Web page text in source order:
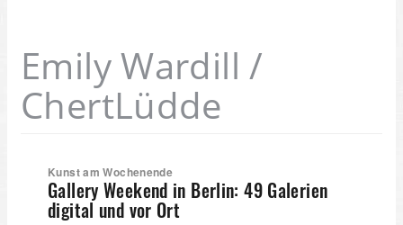
Emily Wardill /
ChertLüdde
Kunst am Wochenende
Gallery Weekend in Berlin: 49 Galerien
digital und vor Ort